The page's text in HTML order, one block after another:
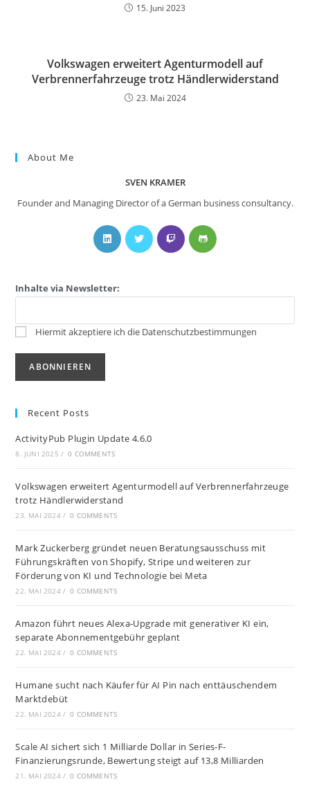
15. Juni 2023
Volkswagen erweitert Agenturmodell auf
Verbrennerfahrzeuge trotz Händlerwiderstand
23. Mai 2024
About Me
SVEN KRAMER
Founder and Managing Director of a German business consultancy.
Inhalte via Newsletter:
Hiermit akzeptiere ich die Datenschutzbestimmungen
Recent Posts
ActivityPub Plugin Update 4.6.0
8. JUNI 2025 / 0 COMMENTS
Volkswagen erweitert Agenturmodell auf Verbrennerfahrzeuge
trotz Händlerwiderstand
23. MAI 2024 / 0 COMMENTS
Mark Zuckerberg gründet neuen Beratungsausschuss mit
Führungskräften von Shopify, Stripe und weiteren zur
Förderung von KI und Technologie bei Meta
22. MAI 2024 / 0 COMMENTS
Amazon führt neues Alexa-Upgrade mit generativer KI ein,
separate Abonnementgebühr geplant
22. MAI 2024 / 0 COMMENTS
Humane sucht nach Käufer für AI Pin nach enttäuschendem
Marktdebüt
22. MAI 2024 / 0 COMMENTS
Scale AI sichert sich 1 Milliarde Dollar in Series-F-
Finanzierungsrunde, Bewertung steigt auf 13,8 Milliarden
21. MAI 2024 / 0 COMMENTS